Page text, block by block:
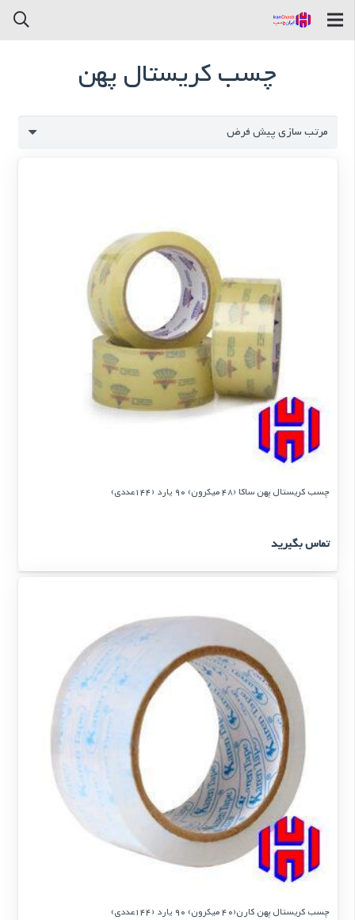
چسب کریستال پهن
چسب کریستال پهن ساکا (48 میکرون) 90 یارد (144عددی)
تماس بگیرید
چسب کریستال پهن کارن(40 میکرون) 90 یارد (144عددی)